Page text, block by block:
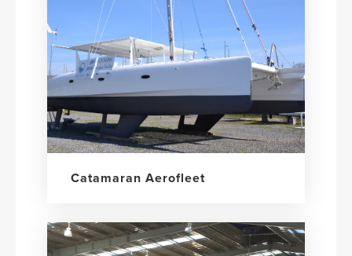
Catamaran Aerofleet